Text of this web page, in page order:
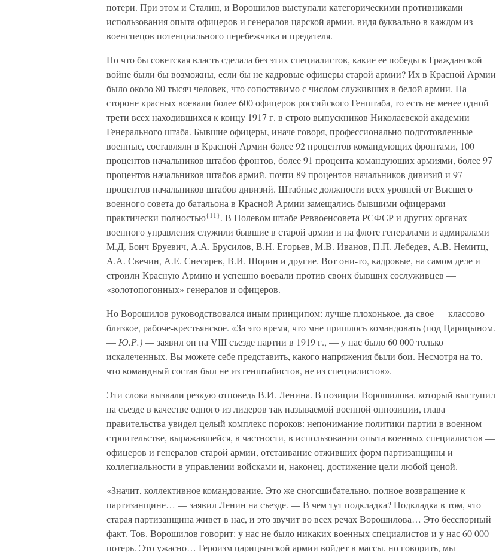
потери. При этом и Сталин, и Ворошилов выступали категорическими противниками
использования опыта офицеров и генералов царской армии, видя буквально в каждом из
военспецов потенциального перебежчика и предателя.
Но что бы советская власть сделала без этих специалистов, какие ее победы в Гражданской
войне были бы возможны, если бы не кадровые офицеры старой армии? Их в Красной Армии
было около 80 тысяч человек, что сопоставимо с числом служивших в белой армии. На
стороне красных воевали более 600 офицеров российского Генштаба, то есть не менее одной
трети всех находившихся к концу 1917 г. в строю выпускников Николаевской академии
Генерального штаба. Бывшие офицеры, иначе говоря, профессионально подготовленные
военные, составляли в Красной Армии более 92 процентов командующих фронтами, 100
процентов начальников штабов фронтов, более 91 процента командующих армиями, более 97
процентов начальников штабов армий, почти 89 процентов начальников дивизий и 97
процентов начальников штабов дивизий. Штабные должности всех уровней от Высшего
военного совета до батальона в Красной Армии замещались бывшими офицерами
практически полностью{11}. В Полевом штабе Реввоенсовета РСФСР и других органах
военного управления служили бывшие в старой армии и на флоте генералами и адмиралами
М.Д. Бонч-Бруевич, А.А. Брусилов, В.Н. Егорьев, М.В. Иванов, П.П. Лебедев, А.В. Немитц,
А.А. Свечин, А.Е. Снесарев, В.И. Шорин и другие. Вот они-то, кадровые, на самом деле и
строили Красную Армию и успешно воевали против своих бывших сослуживцев —
«золотопогонных» генералов и офицеров.
Но Ворошилов руководствовался иным принципом: лучше плохонькое, да свое — классово
близкое, рабоче-крестьянское. «За это время, что мне пришлось командовать (под Царицыном.
— Ю.Р.)— заявил он на VIII съезде партии в 1919 г., — у нас было 60 000 только
искалеченных. Вы можете себе представить, какого напряжения были бои. Несмотря на то,
что командный состав был не из генштабистов, не из специалистов».
Эти слова вызвали резкую отповедь В.И. Ленина. В позиции Ворошилова, который выступил
на съезде в качестве одного из лидеров так называемой военной оппозиции, глава
правительства увидел целый комплекс пороков: непонимание политики партии в военном
строительстве, выражавшейся, в частности, в использовании опыта военных специалистов —
офицеров и генералов старой армии, отстаивание отживших форм партизанщины и
коллегиальности в управлении войсками и, наконец, достижение цели любой ценой.
«Значит, коллективное командование. Это же сногсшибательно, полное возвращение к
партизанщине… — заявил Ленин на съезде. — В чем тут подкладка? Подкладка в том, что
старая партизанщина живет в нас, и это звучит во всех речах Ворошилова… Это бесспорный
факт. Тов. Ворошилов говорит: у нас не было никаких военных специалистов и у нас 60 000
потерь. Это ужасно… Героизм царицынской армии войдет в массы, но говорить, мы